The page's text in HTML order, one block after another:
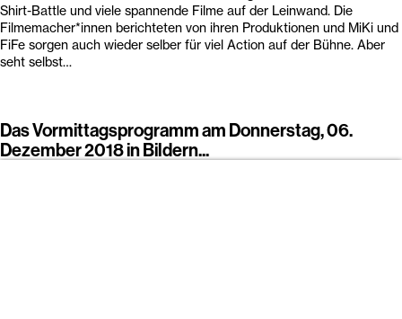
Das Vormittagsprogramm am Donnerstag, 06.
Dezember 2018 in Bildern...